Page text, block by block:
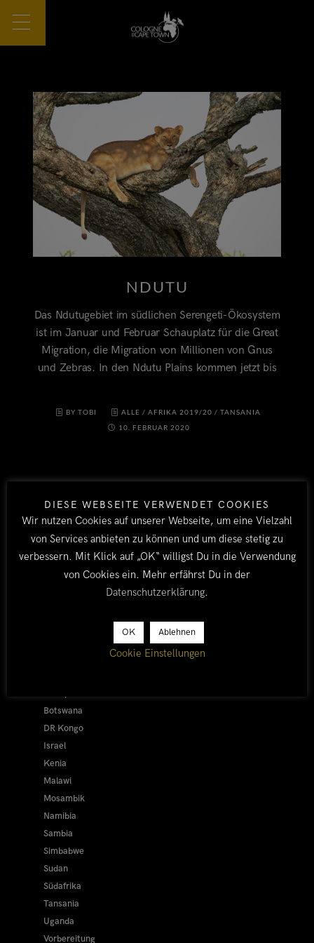
NDUTU
Das Ndutugebiet im südlichen Serengeti-Ökosystem
ist im Januar und Februar Schauplatz für die Great
Migration, die Migration von Millionen von Gnus
und Zebras. In den Ndutu Plains kommen jetzt bis
BY TOBI ALLE /AFRIKA 2019/20 /TANSANIA
10. FEBRUAR 2020
LÄNDER
Botswana
DR Kongo
Israel
Kenia
Malawi
Mosambik
Namibia
Sambia
Simbabwe
Sudan
Südafrika
Tansania
Uganda
Vorbereitung
DIESE WEBSEITE VERWENDET COOKIES
Wir nutzen Cookies auf unserer Webseite, um eine Vielzahl
von Services anbieten zu können und um diese stetig zu
verbessern. Mit Klick auf „OK“ willigst Du in die Verwendung
von Cookies ein. Mehr erfährst Du in der
Datenschutzerklärung.
OK Ablehnen
Cookie Einstellungen